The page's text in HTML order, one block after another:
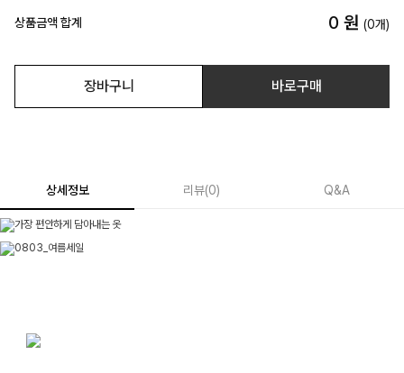
상품금액 합계 0 원 (0개)
장바구니 바로구매
상세정보 리뷰(0) Q&A